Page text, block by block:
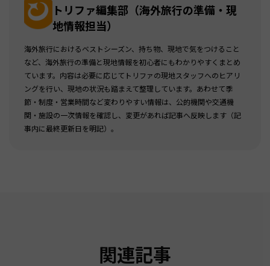
トリファ編集部（海外旅行の準備・現
地情報担当）
海外旅行におけるベストシーズン、持ち物、現地で気をつけること
など、海外旅行の準備と現地情報を初心者にもわかりやすくまとめ
ています。内容は必要に応じてトリファの現地スタッフへのヒアリ
ングを行い、現地の状況も踏まえて整理しています。あわせて季
節・制度・営業時間など変わりやすい情報は、公的機関や交通機
関・施設の一次情報を確認し、変更があれば記事へ反映します（記
事内に最終更新日を明記）。
関連記事